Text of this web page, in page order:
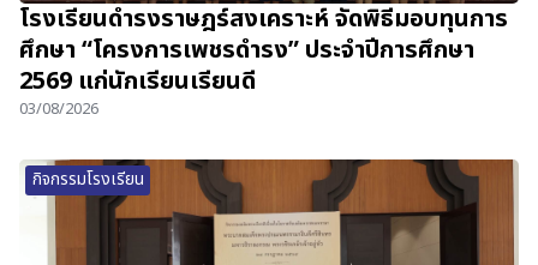
โรงเรียนดำรงราษฎร์สงเคราะห์ จัดพิธีมอบทุนการ
ศึกษา “โครงการเพชรดำรง” ประจำปีการศึกษา
2569 แก่นักเรียนเรียนดี
03/08/2026
กิจกรรมโรงเรียน